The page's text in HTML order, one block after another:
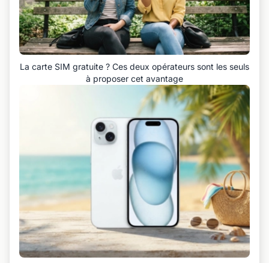
La carte SIM gratuite ? Ces deux opérateurs sont les seuls
à proposer cet avantage